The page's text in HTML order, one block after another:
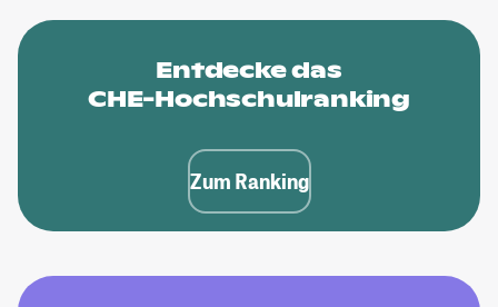
Entdecke das
CHE-Hochschulranking
Zum Ranking